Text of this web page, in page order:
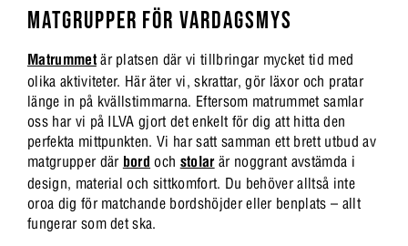
MATGRUPPER FÖR VARDAGSMYS
Matrummetär platsen där vi tillbringar mycket tid med
olika aktiviteter. Här äter vi, skrattar, gör läxor och pratar
länge in på kvällstimmarna. Eftersom matrummet samlar
oss har vi på ILVA gjort det enkelt för dig att hitta den
perfekta mittpunkten. Vi har satt samman ett brett utbud av
matgrupper där bord och stolarär noggrant avstämda i
design, material och sittkomfort. Du behöver alltså inte
oroa dig för matchande bordshöjder eller benplats – allt
fungerar som det ska.